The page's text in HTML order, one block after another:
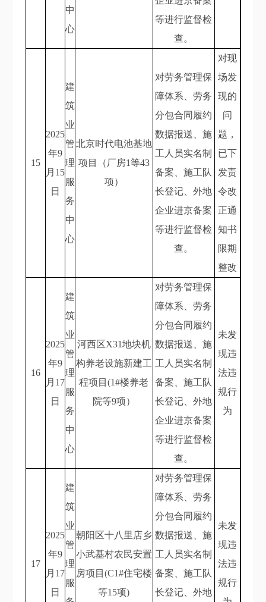
中
心
等进行监督检
查。
15
2025
年9
月15
日
建
筑
业
管
理
服
务
中
心
北京时代电池基地
项目（厂房1等43
项）
对劳务管理保
障体系、劳务
分包合同履约
数据报送、施
工人员实名制
备案、施工队
长登记、外地
企业进京备案
等进行监督检
查。
对现
场发
现的
问
题，
已下
发责
令改
正通
知书
限期
整改
16
2025
年9
月17
日
建
筑
业
管
理
服
务
中
心
河西区X31地块机
构养老设施新建工
程项目(1#楼养老
院等9项）
对劳务管理保
障体系、劳务
分包合同履约
数据报送、施
工人员实名制
备案、施工队
长登记、外地
企业进京备案
等进行监督检
查。
未发
现违
法违
规行
为
17
2025
年9
月17
日
建
筑
业
管
理
服
朝阳区十八里店乡
小武基村农民安置
房项目(C1#住宅楼
等15项)
对劳务管理保
障体系、劳务
分包合同履约
数据报送、施
工人员实名制
备案、施工队
长登记、外地
未发
现违
法违
规行